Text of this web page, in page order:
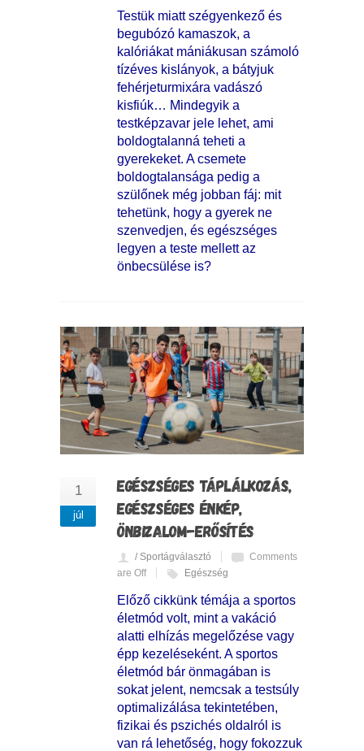
Testük miatt szégyenkező és
begubózó kamaszok, a
kalóriákat mániákusan számoló
tízéves kislányok, a bátyjuk
fehérjeturmixára vadászó
kisfiúk… Mindegyik a
testképzavar jele lehet, ami
boldogtalanná teheti a
gyerekeket. A csemete
boldogtalansága pedig a
szülőnek még jobban fáj: mit
tehetünk, hogy a gyerek ne
szenvedjen, és egészséges
legyen a teste mellett az
önbecsülése is?
1
júl
EGÉSZSÉGES TÁPLÁLKOZÁS,
EGÉSZSÉGES ÉNKÉP,
ÖNBIZALOM-ERŐSÍTÉS
/ Sportágválasztó
Comments
are Off
Egészség
Előző cikkünk témája a sportos
életmód volt, mint a vakáció
alatti elhízás megelőzése vagy
épp kezeléseként. A sportos
életmód bár önmagában is
sokat jelent, nemcsak a testsúly
optimalizálása tekintetében,
fizikai és pszichés oldalról is
van rá lehetőség, hogy fokozzuk